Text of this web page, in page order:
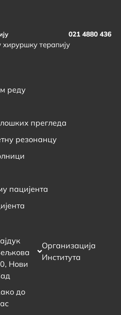
Нови
до
Организација
Института
021 4880 436
терапију
реду
прегледа
резонанцу
пацијента